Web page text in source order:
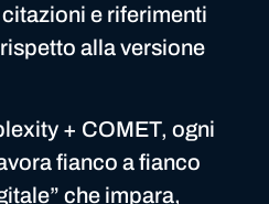
e riferimenti
alla versione
+ COMET, ogni
fianco a fianco
che impara,